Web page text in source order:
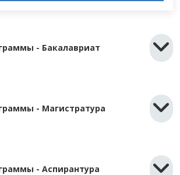
- Бакалавриат
- Магистратура
- Аспирантура